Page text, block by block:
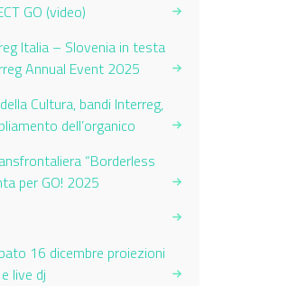
GO (video)
Italia – Slovenia in testa
Annual Event 2025
Cultura, bandi Interreg,
dell’organico
“Borderless
per GO! 2025
16 dicembre proiezioni
live dj